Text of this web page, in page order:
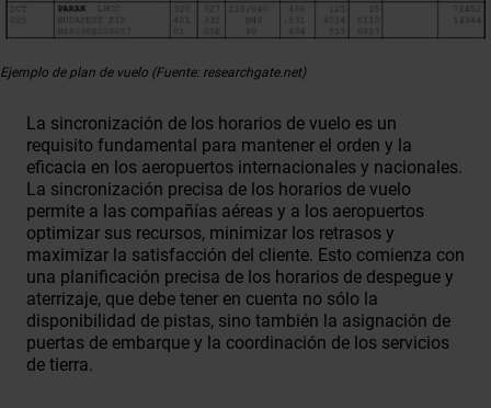
Ejemplo de plan de vuelo (Fuente: researchgate.net)
La sincronización de los horarios de vuelo es un
requisito fundamental para mantener el orden y la
eficacia en los aeropuertos internacionales y nacionales.
La sincronización precisa de los horarios de vuelo
permite a las compañías aéreas y a los aeropuertos
optimizar sus recursos, minimizar los retrasos y
maximizar la satisfacción del cliente. Esto comienza con
una planificación precisa de los horarios de despegue y
aterrizaje, que debe tener en cuenta no sólo la
disponibilidad de pistas, sino también la asignación de
puertas de embarque y la coordinación de los servicios
de tierra.